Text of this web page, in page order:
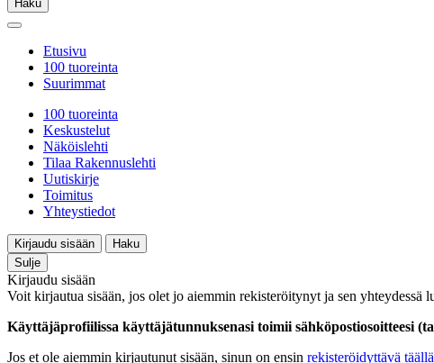
Haku
Etusivu
100 tuoreinta
Suurimmat
100 tuoreinta
Keskustelut
Näköislehti
Tilaa Rakennuslehti
Uutiskirje
Toimitus
Yhteystiedot
Kirjaudu sisään
Haku
Sulje
Kirjaudu sisään
Voit kirjautua sisään, jos olet jo aiemmin rekisteröitynyt ja sen yhteydessä
Käyttäjäprofiilissa käyttäjätunnuksenasi toimii sähköpostiosoitteesi
Jos et ole aiemmin kirjautunut sisään, sinun on ensin rekisteröidyttävä täällä